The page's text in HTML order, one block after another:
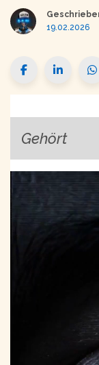
19.02.2026
Gehört